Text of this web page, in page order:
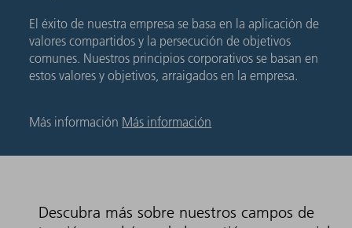
El éxito de nuestra empresa se basa en la aplicación de
valores compartidos y la persecución de objetivos
comunes. Nuestros principios corporativos se basan en
estos valores y objetivos, arraigados en la empresa.
Más información Más información
Descubra más sobre nuestros campos de